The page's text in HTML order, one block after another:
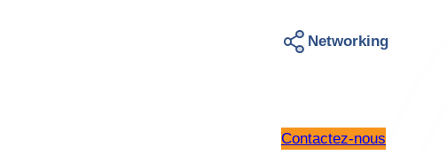
Networking
Contactez-nous